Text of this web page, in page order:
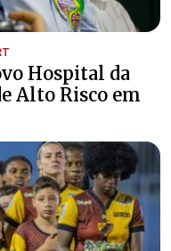
Hospital da
Alto Risco em